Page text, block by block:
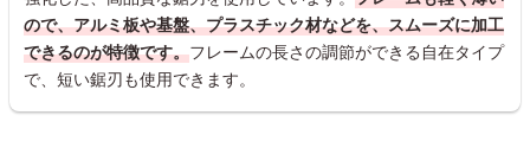
ので、アルミ板や基盤、プラスチック材などを、スムーズに加工
できるのが特徴です。フレームの長さの調節ができる自在タイプ
で、短い鋸刃も使用できます。